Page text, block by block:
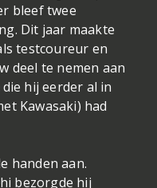
bleef twee
Dit jaar maakte
testcoureur en
deel te nemen aan
hij eerder al in
Kawasaki) had
handen aan.
bezorgde hij